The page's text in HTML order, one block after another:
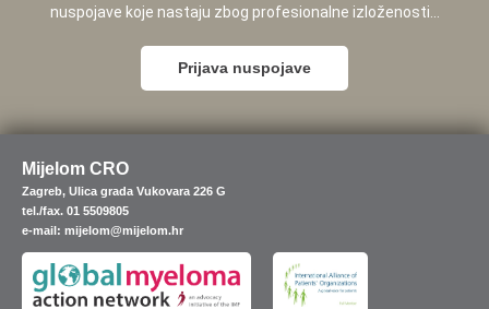
nuspojave koje nastaju zbog profesionalne izloženosti...
Prijava nuspojave
Mijelom CRO
Zagreb, Ulica grada Vukovara 226 G
tel./fax. 01 5509805
e-mail: mijelom@mijelom.hr